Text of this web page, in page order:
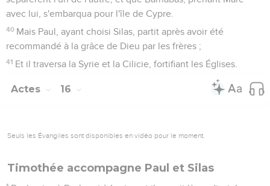
avec lui, s'embarqua pour l'île de Cypre.
40 Mais Paul, ayant choisi Silas, partit après avoir été
recommandé à la grâce de Dieu par les frères ;
41 Et il traversa la Syrie et la Cilicie, fortifiant les Églises.
Actes 16
Seuls les Évangiles sont disponibles en vidéo pour le moment.
Timothée accompagne Paul et Silas